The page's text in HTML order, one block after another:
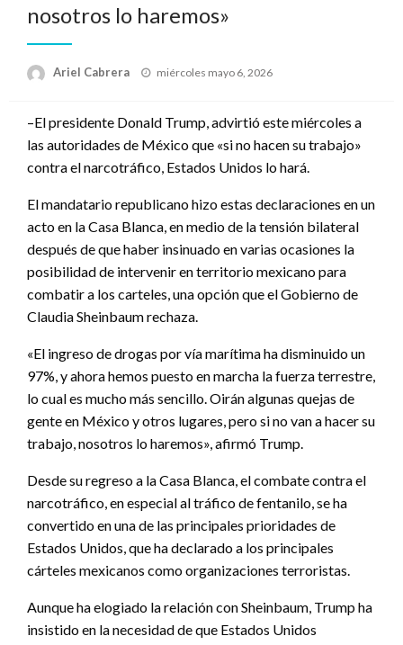
nosotros lo haremos»
Ariel Cabrera
Publicado
miércoles mayo 6, 2026
–El presidente Donald Trump, advirtió este miércoles a
las autoridades de México que «si no hacen su trabajo»
contra el narcotráfico, Estados Unidos lo hará.
El mandatario republicano hizo estas declaraciones en un
acto en la Casa Blanca, en medio de la tensión bilateral
después de que haber insinuado en varias ocasiones la
posibilidad de intervenir en territorio mexicano para
combatir a los carteles, una opción que el Gobierno de
Claudia Sheinbaum rechaza.
«El ingreso de drogas por vía marítima ha disminuido un
97%, y ahora hemos puesto en marcha la fuerza terrestre,
lo cual es mucho más sencillo. Oirán algunas quejas de
gente en México y otros lugares, pero si no van a hacer su
trabajo, nosotros lo haremos», afirmó Trump.
Desde su regreso a la Casa Blanca, el combate contra el
narcotráfico, en especial al tráfico de fentanilo, se ha
convertido en una de las principales prioridades de
Estados Unidos, que ha declarado a los principales
cárteles mexicanos como organizaciones terroristas.
Aunque ha elogiado la relación con Sheinbaum, Trump ha
insistido en la necesidad de que Estados Unidos